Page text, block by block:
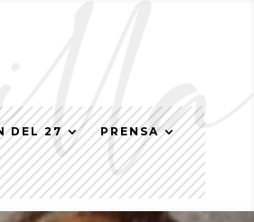
DEL 27
PRENSA